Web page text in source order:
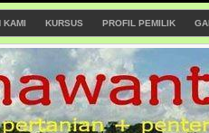
KAMI KURSUS PROFIL PEMILIK